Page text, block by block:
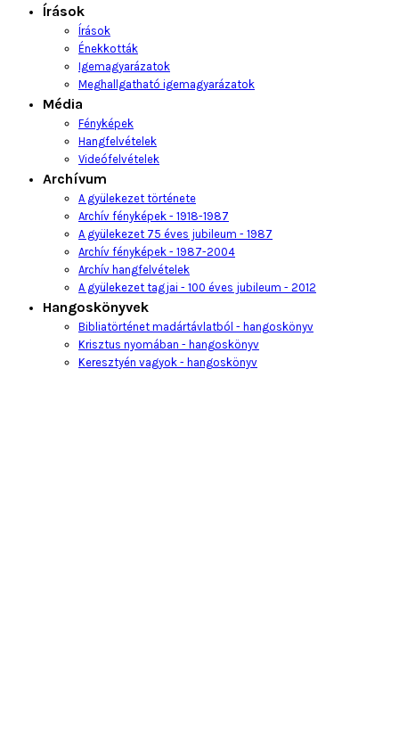
Írások
Írások
Énekkották
Igemagyarázatok
Meghallgatható igemagyarázatok
Média
Fényképek
Hangfelvételek
Videófelvételek
Archívum
A gyülekezet története
Archív fényképek - 1918-1987
A gyülekezet 75 éves jubileum - 1987
Archív fényképek - 1987-2004
Archív hangfelvételek
A gyülekezet tagjai - 100 éves jubileum - 2012
Hangoskönyvek
Bibliatörténet madártávlatból - hangoskönyv
Krisztus nyomában - hangoskönyv
Keresztyén vagyok - hangoskönyv